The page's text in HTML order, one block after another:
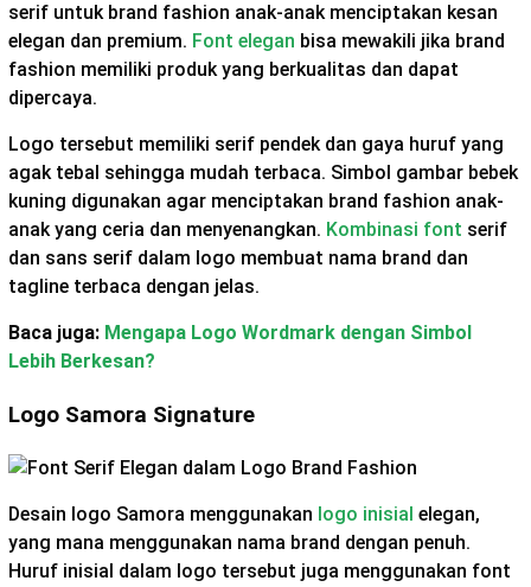
serif untuk brand fashion anak-anak menciptakan kesan
elegan dan premium. Font elegan bisa mewakili jika brand
fashion memiliki produk yang berkualitas dan dapat
dipercaya.
Logo tersebut memiliki serif pendek dan gaya huruf yang
agak tebal sehingga mudah terbaca. Simbol gambar bebek
kuning digunakan agar menciptakan brand fashion anak-
anak yang ceria dan menyenangkan. Kombinasi font serif
dan sans serif dalam logo membuat nama brand dan
tagline terbaca dengan jelas.
Baca juga: Mengapa Logo Wordmark dengan Simbol
Lebih Berkesan?
Logo Samora Signature
Desain logo Samora menggunakan logo inisial elegan,
yang mana menggunakan nama brand dengan penuh.
Huruf inisial dalam logo tersebut juga menggunakan font